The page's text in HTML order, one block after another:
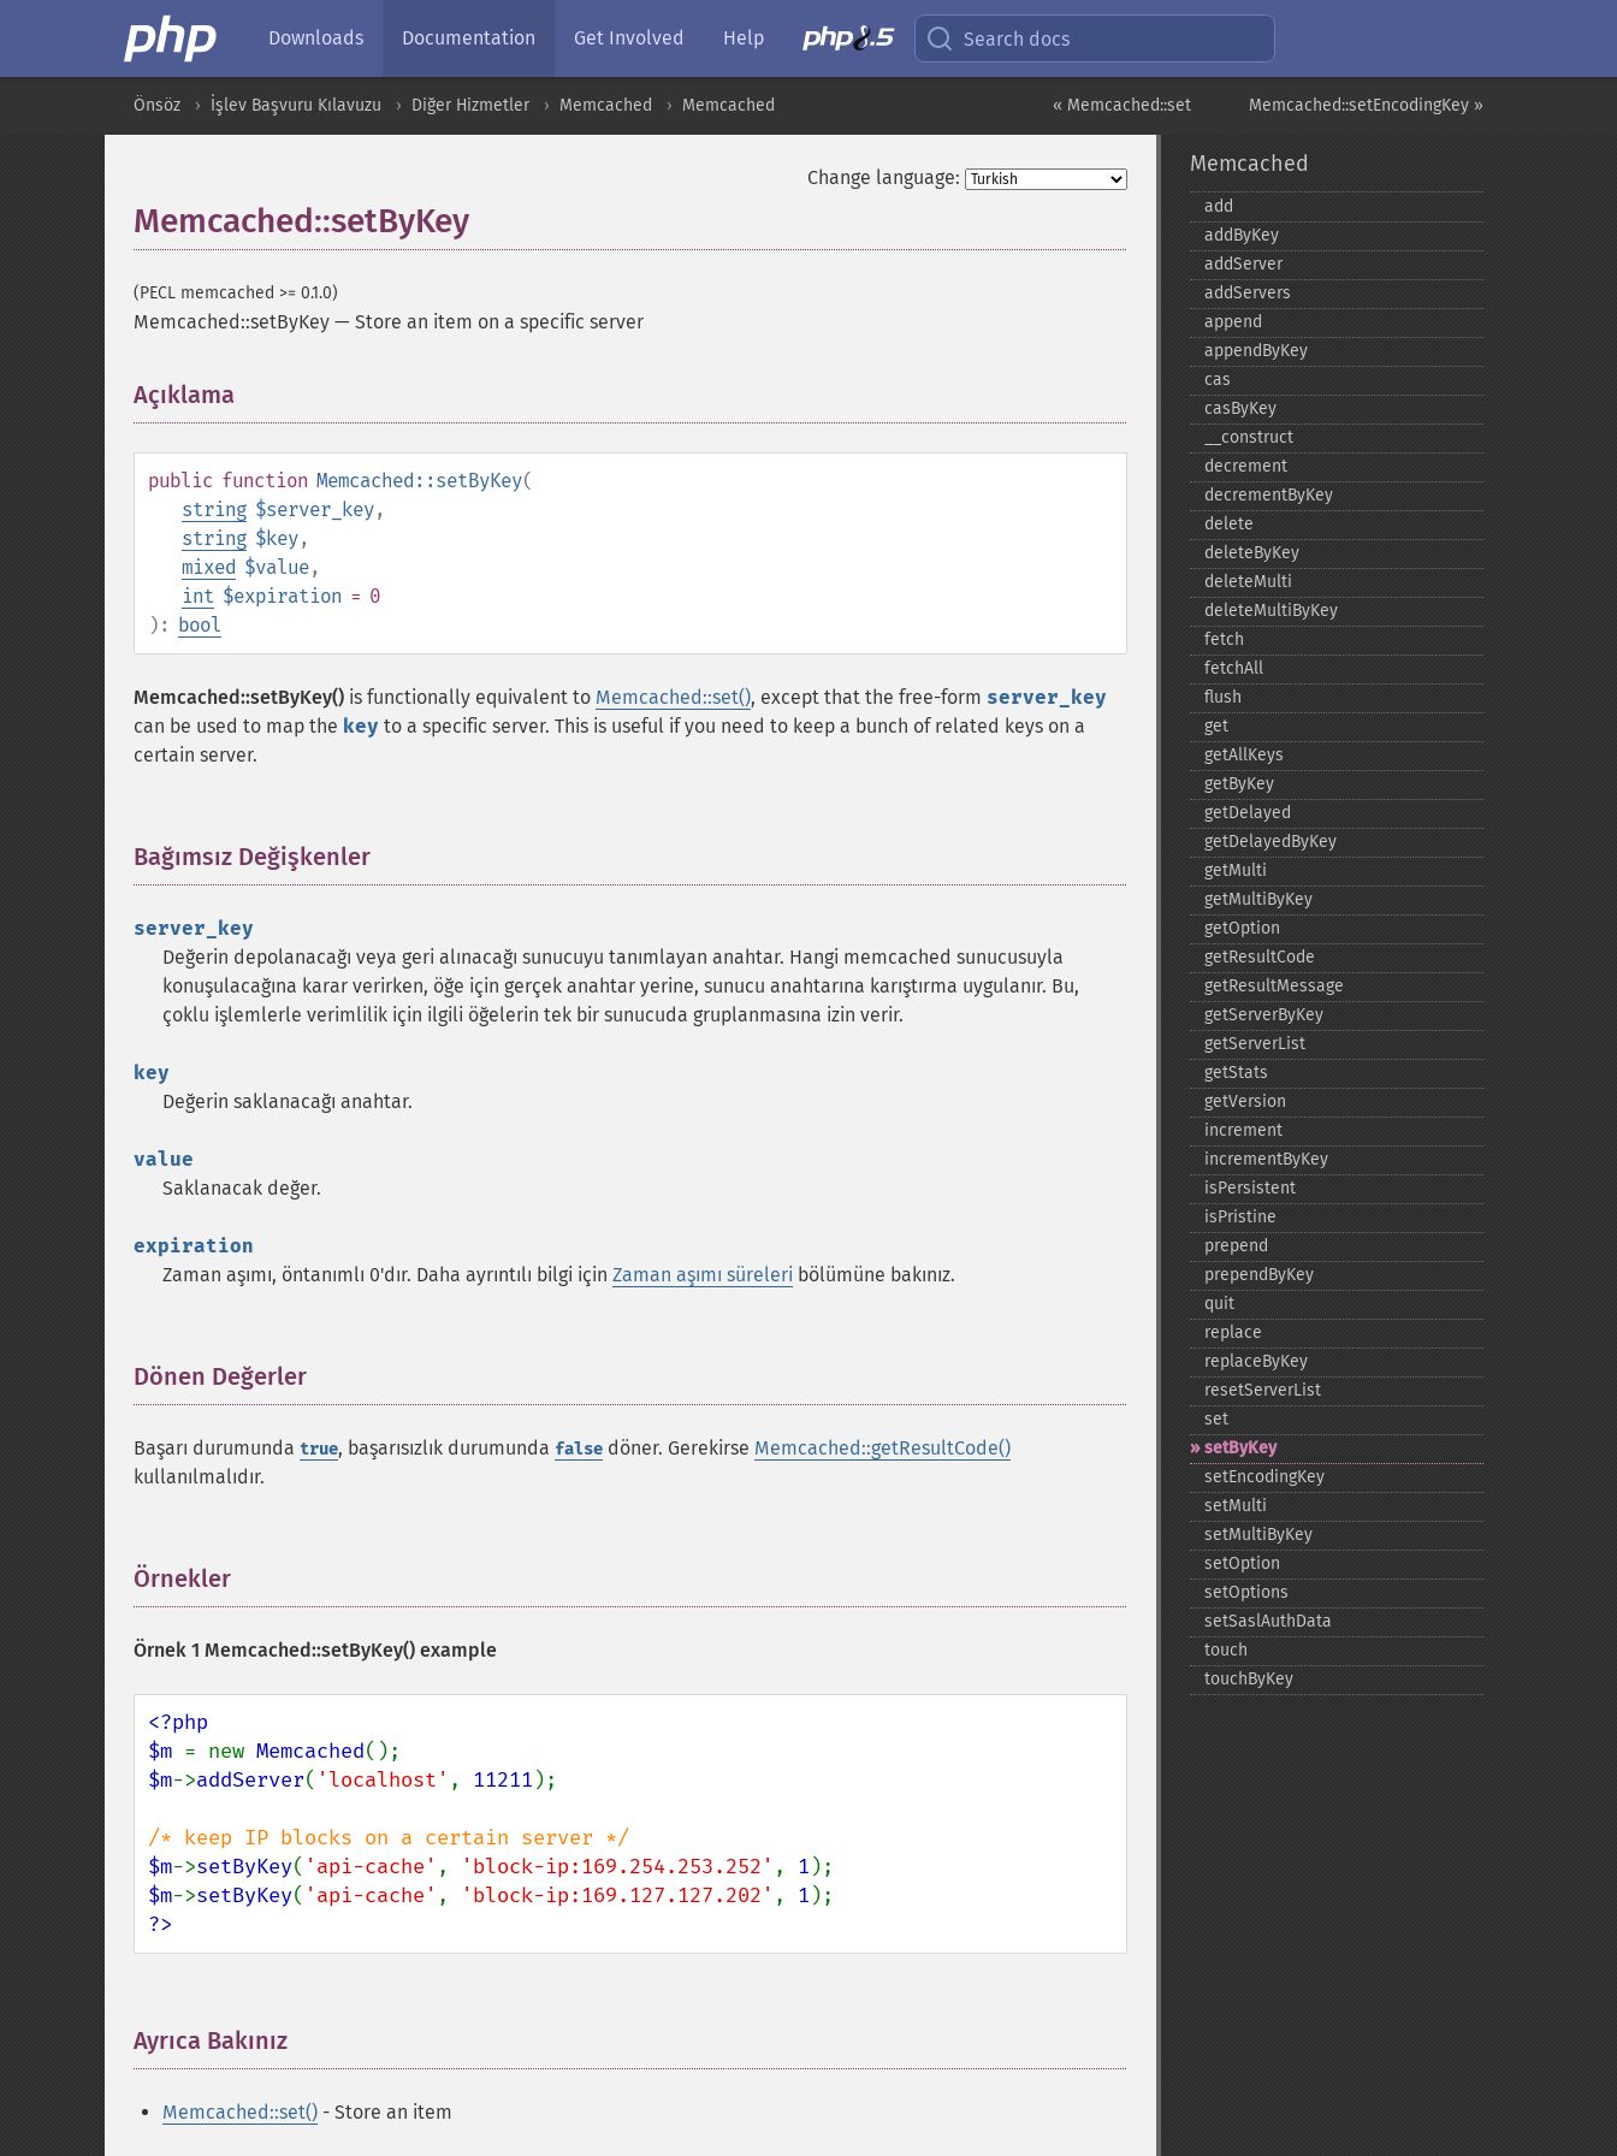
Downloads Documentation Get Involved Help Search docs
Memcached::setEncodingKey »
« Memcached::set
Önsöz İşlev Başvuru Kılavuzu Diğer Hizmetler Memcached Memcached
Change language:
Memcached::setByKey
(PECL memcached >= 0.1.0)
Memcached::setByKey — Store an item on a specific server
Açıklama
public function Memcached::setByKey(
string $server_key,
string $key,
mixed $value,
int $expiration = 0
): bool
Memcached::setByKey() is functionally equivalent to Memcached::set(), except that the free-form server_key
can be used to map the key to a specific server. This is useful if you need to keep a bunch of related keys on a
certain server.
Bağımsız Değişkenler
server_key
Değerin depolanacağı veya geri alınacağı sunucuyu tanımlayan anahtar. Hangi memcached sunucusuyla
konuşulacağına karar verirken, öğe için gerçek anahtar yerine, sunucu anahtarına karıştırma uygulanır. Bu,
çoklu işlemlerle verimlilik için ilgili öğelerin tek bir sunucuda gruplanmasına izin verir.
key
Değerin saklanacağı anahtar.
value
Saklanacak değer.
expiration
Zaman aşımı, öntanımlı 0'dır. Daha ayrıntılı bilgi için Zaman aşımı süreleri bölümüne bakınız.
Dönen Değerler
Başarı durumunda true, başarısızlık durumunda false döner. Gerekirse Memcached::getResultCode()
kullanılmalıdır.
Örnekler
Örnek 1 Memcached::setByKey() example
<?php
$m = new Memcached
$m->addServer( 'localhost' , 11211 );
$m->setByKey( 'api-cache' , 'block-ip:169.254.253.252' , 1
$m->setByKey( 'api-cache' , 'block-ip:169.127.127.202' , 1
?>
Ayrıca Bakınız
Memcached::set() - Store an item
Memcached
add
addByKey
addServer
addServers
append
appendByKey
cas
casByKey
_​_​construct
decrement
decrementByKey
delete
deleteByKey
deleteMulti
deleteMultiByKey
fetch
fetchAll
flush
get
getAllKeys
getByKey
getDelayed
getDelayedByKey
getMulti
getMultiByKey
getOption
getResultCode
getResultMessage
getServerByKey
getServerList
getStats
getVersion
increment
incrementByKey
isPersistent
isPristine
prepend
prependByKey
quit
replace
replaceByKey
resetServerList
set
setByKey
setEncodingKey
setMulti
setMultiByKey
setOption
setOptions
setSaslAuthData
touch
touchByKey